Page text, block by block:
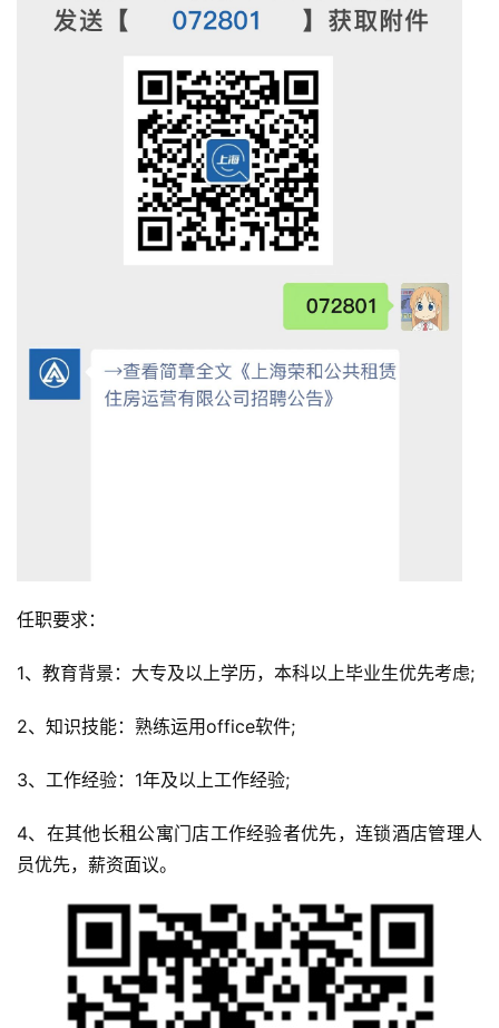
任职要求：
1、教育背景：大专及以上学历，本科以上毕业生优先考虑;
2、知识技能：熟练运用office软件;
3、工作经验：1年及以上工作经验;
4、在其他长租公寓门店工作经验者优先，连锁酒店管理人
员优先，薪资面议。